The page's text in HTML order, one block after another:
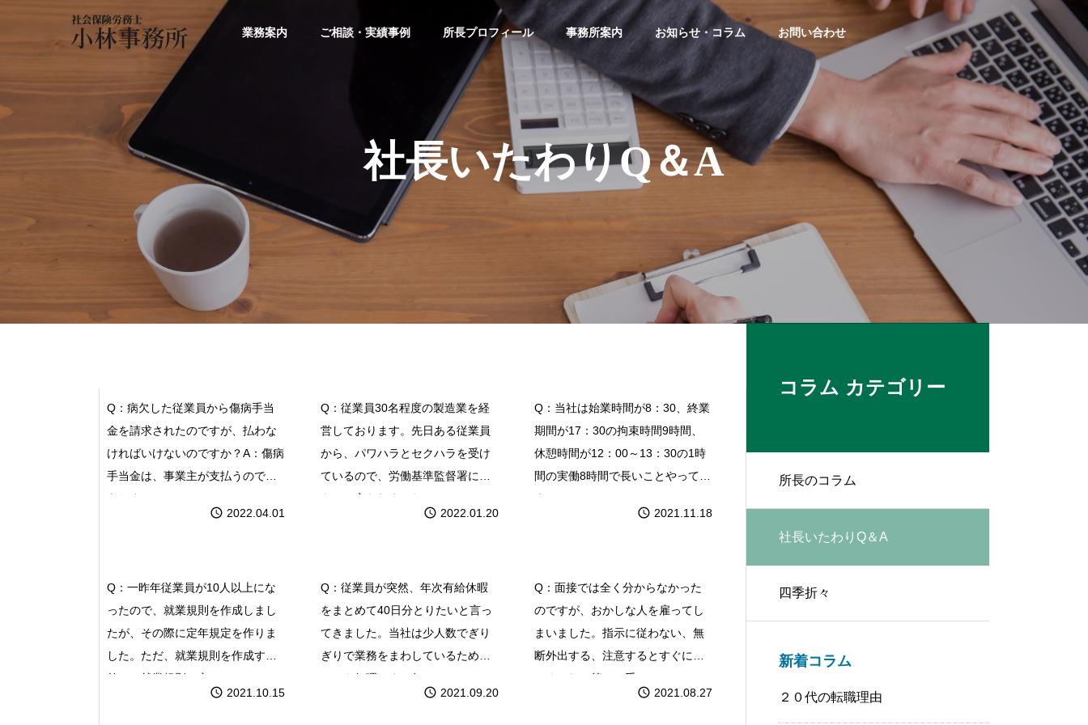
業務案内 ご相談・実績事例 所長プロフィール 事務所案内 お知らせ・コラム お問い合わせ
社長いたわりQ＆A
Q：病欠した従業員から傷病手当
金を請求されたのですが、払わな
ければいけないのですか？A：傷病
手当金は、事業主が支払うのでは
ありません
2022.04.01
Q：従業員30名程度の製造業を経
営しております。先日ある従業員
から、パワハラとセクハラを受け
ているので、労働基準監督署に訴
えると言われました
2022.01.20
Q：当社は始業時間が8：30、終業
期間が17：30の拘束時間9時間、
休憩時間が12：00～13：30の1時
間の実働8時間で長いことやってき
ま
2021.11.18
Q：一昨年従業員が10人以上にな
ったので、就業規則を作成しまし
たが、その際に定年規定を作りま
した。ただ、就業規則を作成する
前に、就業規則で定
2021.10.15
Q：従業員が突然、年次有給休暇
をまとめて40日分とりたいと言っ
てきました。当社は少人数でぎり
ぎりで業務をまわしているため、
とても無理です。年
2021.09.20
Q：面接では全く分からなかった
のですが、おかしな人を雇ってし
まいました。指示に従わない、無
断外出する、注意するとすぐにふ
てくされる等々で手に
2021.08.27
コラム カテゴリー
所長のコラム
社長いたわりQ＆A
四季折々
新着コラム
２０代の転職理由